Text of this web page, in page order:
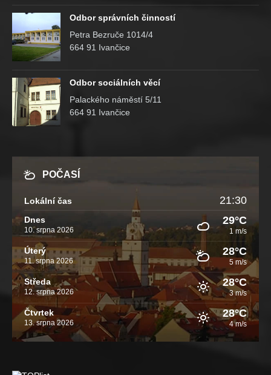
Odbor správních činností
Petra Bezruče 1014/4
664 91 Ivančice
Odbor sociálních věcí
Palackého náměstí 5/11
664 91 Ivančice
POČASÍ
Lokální čas 21:30
Dnes
10. srpna 2026
29°C
1 m/s
Úterý
11. srpna 2026
28°C
5 m/s
Středa
12. srpna 2026
28°C
3 m/s
Čtvrtek
13. srpna 2026
28°C
4 m/s